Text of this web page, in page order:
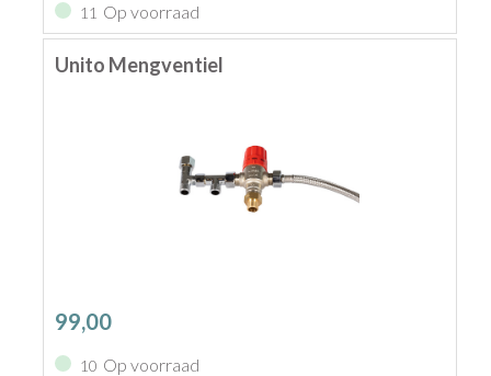
11 Op voorraad
Unito Mengventiel
99,00
10 Op voorraad